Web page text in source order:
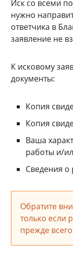
Иск со всеми
нужно
ответчика в
заявление не
К исковому
документы:
Копия
Копия
Ваша
работы и/
Сведения о
Обратите
только если
прежде